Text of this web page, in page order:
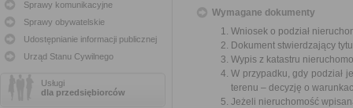
Sprawy komunikacyjne
Sprawy obywatelskie
Udostępnianie informacji publicznej
Urząd Stanu Cywilnego
Usługi
dla przedsiębiorców
Wymagane dokumenty
Wniosek o podział
Dokument stwierdzający
Wypis z katastru
W przypadku, gdy podział
terenu – decyzję o
Jeżeli nieruchomość